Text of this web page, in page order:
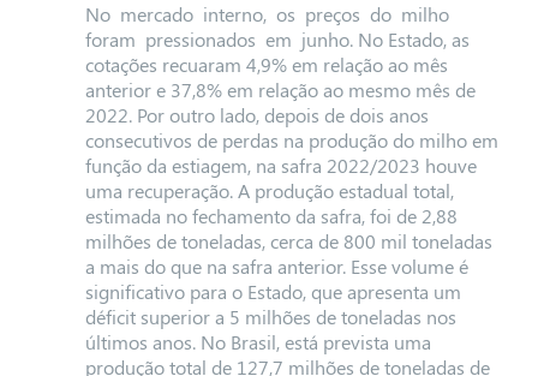
No mercado interno, os preços do milho
foram pressionados em junho. No Estado, as
cotações recuaram 4,9% em relação ao mês
anterior e 37,8% em relação ao mesmo mês de
2022. Por outro lado, depois de dois anos
consecutivos de perdas na produção do milho em
função da estiagem, na safra 2022/2023 houve
uma recuperação. A produção estadual total,
estimada no fechamento da safra, foi de 2,88
milhões de toneladas, cerca de 800 mil toneladas
a mais do que na safra anterior. Esse volume é
significativo para o Estado, que apresenta um
déficit superior a 5 milhões de toneladas nos
últimos anos. No Brasil, está prevista uma
produção total de 127,7 milhões de toneladas de